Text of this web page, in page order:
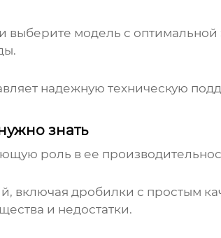
модель с оптимальной
надежную техническую
знать
роль в ее
включая дробилки с простым
и недостатки.